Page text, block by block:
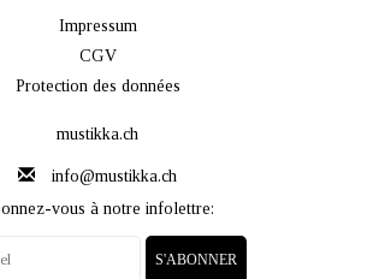
Impressum
CGV
Protection des données
mustikka.ch
info@mustikka.ch
vous à notre infolettre:
S'ABONNER